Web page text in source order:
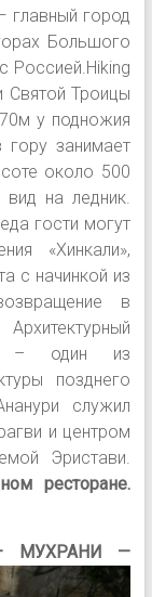
главный город
Большого
Россией.Hiking
Святой Троицы
у подножия
занимает
около 500
вид на ледник.
гости могут
«Хинкали»,
с начинкой из
в
– один из
позднего
служил
и центром
Эристави.
ресторане.
МУХРАНИ —